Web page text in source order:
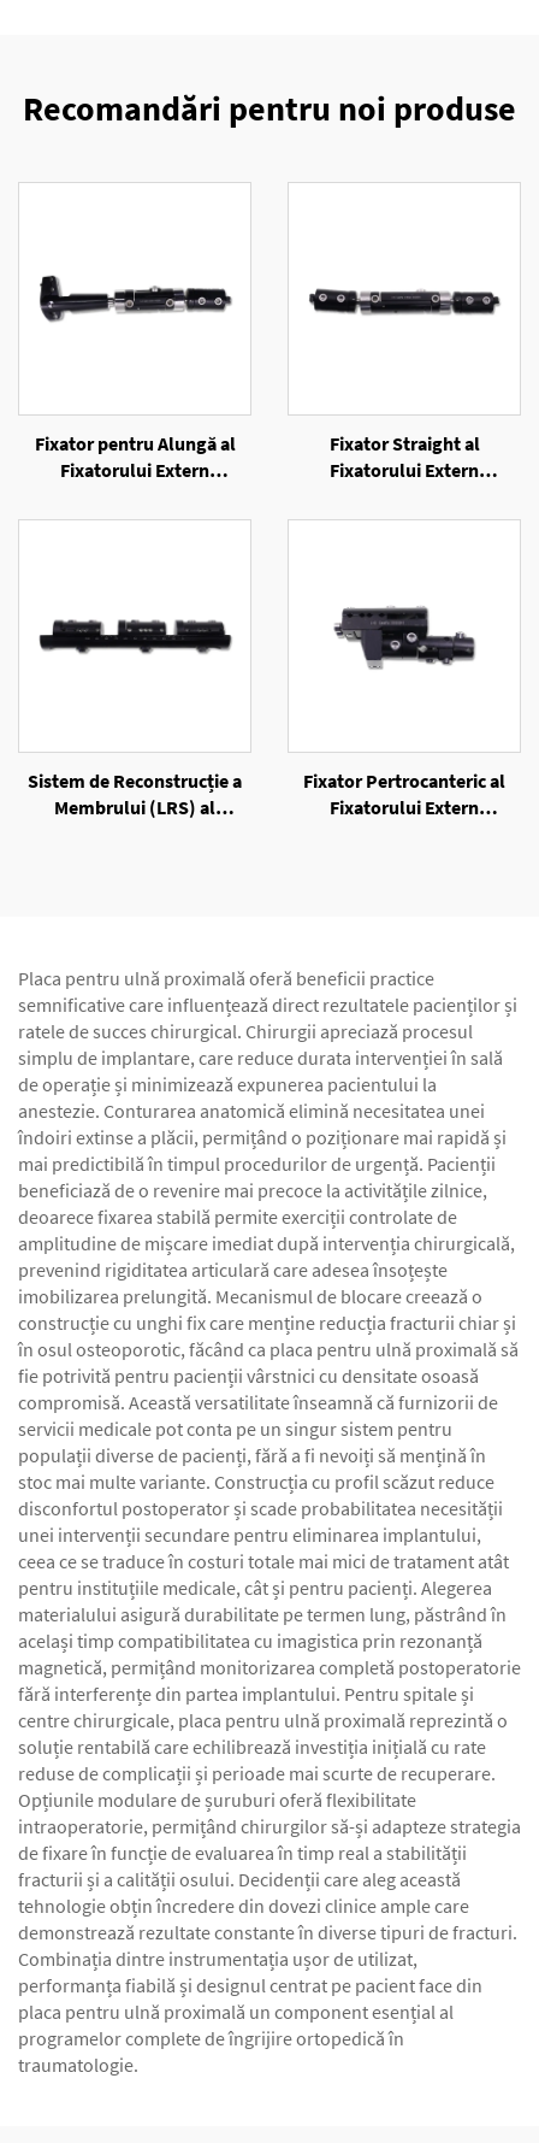
Recomandări pentru noi produse
Fixator pentru Alungă al
Fixatorului Extern
Fixator Straight al
Fixatorului Extern
Sistem de Reconstrucție a
Membrului (LRS) al
Fixator Pertrocanteric al
Fixatorului Extern
Placa pentru ulnă proximală oferă beneficii practice
semnificative care influențează direct rezultatele pacienților și
ratele de succes chirurgical. Chirurgii apreciază procesul
simplu de implantare, care reduce durata intervenției în sală
de operație și minimizează expunerea pacientului la
anestezie. Conturarea anatomică elimină necesitatea unei
îndoiri extinse a plăcii, permițând o poziționare mai rapidă și
mai predictibilă în timpul procedurilor de urgență. Pacienții
beneficiază de o revenire mai precoce la activitățile zilnice,
deoarece fixarea stabilă permite exerciții controlate de
amplitudine de mișcare imediat după intervenția chirurgicală,
prevenind rigiditatea articulară care adesea însoțește
imobilizarea prelungită. Mecanismul de blocare creează o
construcție cu unghi fix care menține reducția fracturii chiar și
în osul osteoporotic, făcând ca placa pentru ulnă proximală să
fie potrivită pentru pacienții vârstnici cu densitate osoasă
compromisă. Această versatilitate înseamnă că furnizorii de
servicii medicale pot conta pe un singur sistem pentru
populații diverse de pacienți, fără a fi nevoiți să mențină în
stoc mai multe variante. Construcția cu profil scăzut reduce
disconfortul postoperator și scade probabilitatea necesității
unei intervenții secundare pentru eliminarea implantului,
ceea ce se traduce în costuri totale mai mici de tratament atât
pentru instituțiile medicale, cât și pentru pacienți. Alegerea
materialului asigură durabilitate pe termen lung, păstrând în
același timp compatibilitatea cu imagistica prin rezonanță
magnetică, permițând monitorizarea completă postoperatorie
fără interferențe din partea implantului. Pentru spitale și
centre chirurgicale, placa pentru ulnă proximală reprezintă o
soluție rentabilă care echilibrează investiția inițială cu rate
reduse de complicații și perioade mai scurte de recuperare.
Opțiunile modulare de șuruburi oferă flexibilitate
intraoperatorie, permițând chirurgilor să-și adapteze strategia
de fixare în funcție de evaluarea în timp real a stabilității
fracturii și a calității osului. Decidenții care aleg această
tehnologie obțin încredere din dovezi clinice ample care
demonstrează rezultate constante în diverse tipuri de fracturi.
Combinația dintre instrumentația ușor de utilizat,
performanța fiabilă și designul centrat pe pacient face din
placa pentru ulnă proximală un component esențial al
programelor complete de îngrijire ortopedică în
traumatologie.